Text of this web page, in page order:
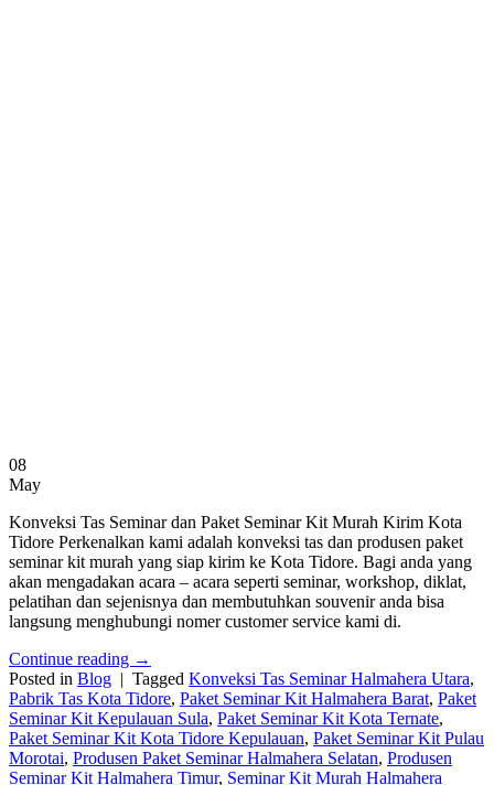
08
May
Konveksi Tas Seminar dan Paket Seminar Kit Murah Kirim Kota
Tidore Perkenalkan kami adalah konveksi tas dan produsen paket
seminar kit murah yang siap kirim ke Kota Tidore. Bagi anda yang
akan mengadakan acara – acara seperti seminar, workshop, diklat,
pelatihan dan sejenisnya dan membutuhkan souvenir anda bisa
langsung menghubungi nomer customer service kami di.
Continue reading →
Posted in Blog | Tagged Konveksi Tas Seminar Halmahera Utara,
Pabrik Tas Kota Tidore, Paket Seminar Kit Halmahera Barat, Paket
Seminar Kit Kepulauan Sula, Paket Seminar Kit Kota Ternate,
Paket Seminar Kit Kota Tidore Kepulauan, Paket Seminar Kit Pulau
Morotai, Produsen Paket Seminar Halmahera Selatan, Produsen
Seminar Kit Halmahera Timur, Seminar Kit Murah Halmahera